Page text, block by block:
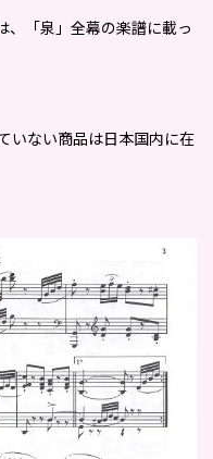
、「泉」全幕の楽譜に載っ
いない商品は日本国内に在